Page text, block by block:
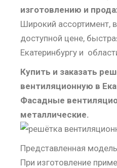
изготовлению и
Широкий ассортимент,
доступной цене,
Екатеринбургу и
Купить и заказать
вентиляционную в
Фасадные
металлические.
Представленная
При изготовление